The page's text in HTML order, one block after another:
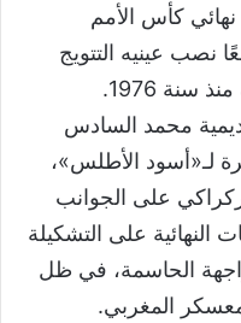
كأس الأمم
2025»، واضعًا نصب عينيه التتويج
سنة 1976.
محمد السادس
لـ«أسود الأطلس»،
على الجوانب
النهائية على التشكيلة
الحاسمة، في ظل
المغربي.